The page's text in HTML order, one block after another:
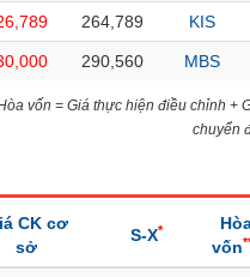
264,789 KIS
290,560 MBS
vốn = Giá thực hiện điều chỉnh +
chuyển
CK cơ
sở
S-X*
vốn